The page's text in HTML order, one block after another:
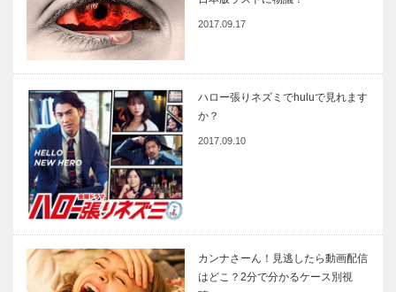
2017.09.17
ハロー張りネズミでhuluで見れます
か？
2017.09.10
カンナさーん！見逃したら動画配信
はどこ？2分で分かるケース別視